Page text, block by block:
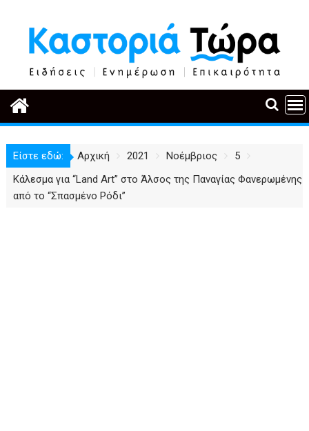
περιεχόμενο
Είστε εδώ: Αρχική 2021 Νοέμβριος
5
Κάλεσμα για “Land Art” στο Άλσος της Παναγίας Φανερωμένης
από το “Σπασμένο Ρόδι”